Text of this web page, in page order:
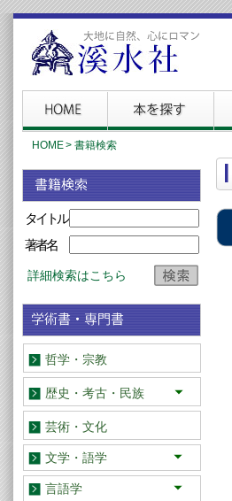
HOME> 書籍検索
タイトル
著者名
詳細検索はこちら
哲学・宗教
歴史・考古・民族
アジア
芸術・文化
文学・語学
日本
アジア
欧米
言語学